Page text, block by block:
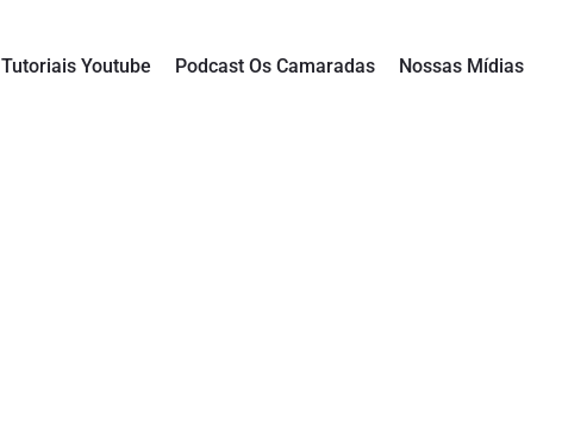
Tutoriais Youtube Podcast Os Camaradas Nossas Mídias